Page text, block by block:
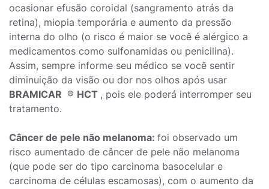
ocasionar efusão coroidal (sangramento atrás da
retina), miopia temporária e aumento da pressão
interna do olho (o risco é maior se você é alérgico a
medicamentos como sulfonamidas ou penicilina).
Assim, sempre informe seu médico se você sentir
diminuição da visão ou dor nos olhos após usar
BRAMICAR ® HCT , pois ele poderá interromper seu
tratamento.
Câncer de pele não melanoma: foi observado um
risco aumentado de câncer de pele não melanoma
(que pode ser do tipo carcinoma basocelular e
carcinoma de células escamosas), com o aumento da